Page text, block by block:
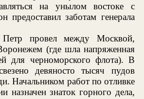
на унылом востоке с
предоставил заботам генерала
провел между Москвой,
(где шла напряженная
для черноморского флота). В
девяносто тысяч пудов
Начальником работ по отливке
назначен знаток горного дела,